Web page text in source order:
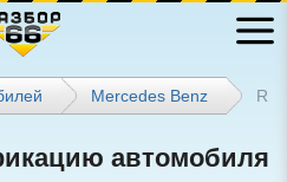
Mercedes Benz R
автомобиля